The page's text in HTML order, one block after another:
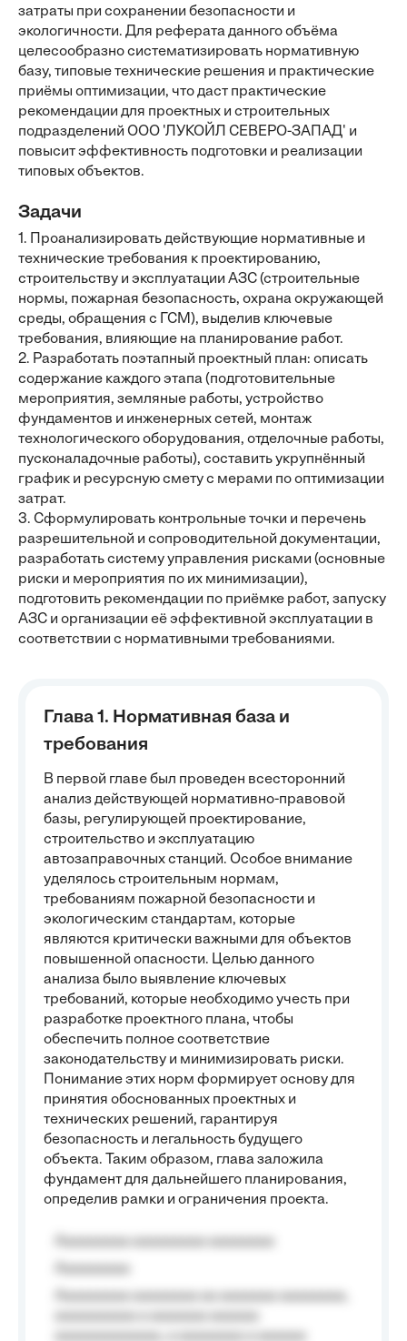
затраты при сохранении безопасности и
экологичности. Для реферата данного объёма
целесообразно систематизировать нормативную
базу, типовые технические решения и практические
приёмы оптимизации, что даст практические
рекомендации для проектных и строительных
подразделений ООО 'ЛУКОЙЛ СЕВЕРО-ЗАПАД' и
повысит эффективность подготовки и реализации
типовых объектов.
Задачи
1. Проанализировать действующие нормативные и
технические требования к проектированию,
строительству и эксплуатации АЗС (строительные
нормы, пожарная безопасность, охрана окружающей
среды, обращения с ГСМ), выделив ключевые
требования, влияющие на планирование работ.
2. Разработать поэтапный проектный план: описать
содержание каждого этапа (подготовительные
мероприятия, земляные работы, устройство
фундаментов и инженерных сетей, монтаж
технологического оборудования, отделочные работы,
пусконаладочные работы), составить укрупнённый
график и ресурсную смету с мерами по оптимизации
затрат.
3. Сформулировать контрольные точки и перечень
разрешительной и сопроводительной документации,
разработать систему управления рисками (основные
риски и мероприятия по их минимизации),
подготовить рекомендации по приёмке работ, запуску
АЗС и организации её эффективной эксплуатации в
соответствии с нормативными требованиями.
Глава 1. Нормативная база и
требования
В первой главе был проведен всесторонний
анализ действующей нормативно-правовой
базы, регулирующей проектирование,
строительство и эксплуатацию
автозаправочных станций. Особое внимание
уделялось строительным нормам,
требованиям пожарной безопасности и
экологическим стандартам, которые
являются критически важными для объектов
повышенной опасности. Целью данного
анализа было выявление ключевых
требований, которые необходимо учесть при
разработке проектного плана, чтобы
обеспечить полное соответствие
законодательству и минимизировать риски.
Понимание этих норм формирует основу для
принятия обоснованных проектных и
технических решений, гарантируя
безопасность и легальность будущего
объекта. Таким образом, глава заложила
фундамент для дальнейшего планирования,
определив рамки и ограничения проекта.